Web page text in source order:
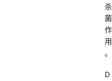
杀
菌
作
用
。
D